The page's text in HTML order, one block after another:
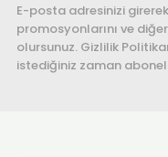
E-posta adresinizi
promosyonlarını ve
olursunuz. Gizlilik
istediğiniz zaman